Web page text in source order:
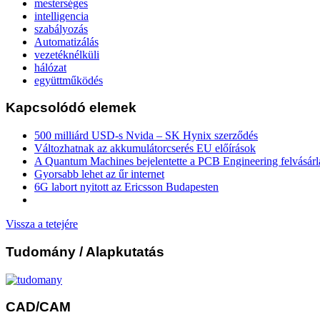
mesterséges
intelligencia
szabályozás
Automatizálás
vezetéknélküli
hálózat
együttműködés
Kapcsolódó elemek
500 milliárd USD-s Nvida – SK Hynix szerződés
Változhatnak az akkumulátorcserés EU előírások
A Quantum Machines bejelentette a PCB Engineering
Gyorsabb lehet az űr internet
6G labort nyitott az Ericsson Budapesten
Vissza a tetejére
Tudomány / Alapkutatás
CAD/CAM